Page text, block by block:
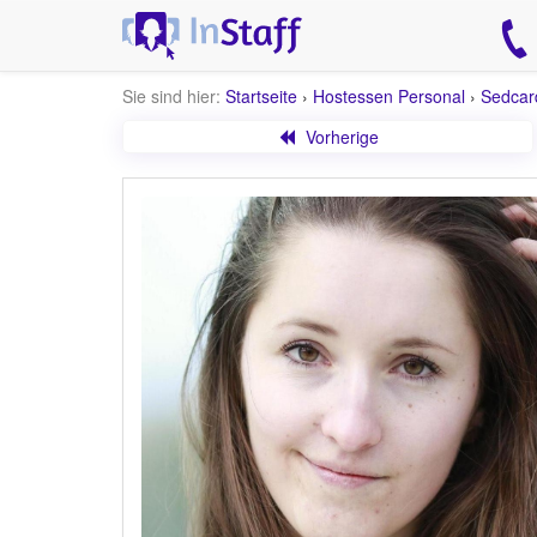
Sie sind hier: Startseite › Hostessen Personal ›
Vorherige